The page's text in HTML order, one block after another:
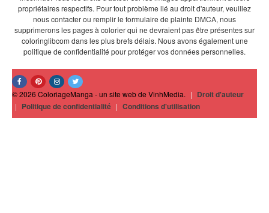
propriétaires respectifs. Pour tout problème lié au droit d'auteur, veuillez
nous contacter ou remplir le formulaire de plainte DMCA, nous
supprimerons les pages à colorier qui ne devraient pas être présentes sur
coloringlibcom dans les plus brefs délais. Nous avons également une
politique de confidentialité pour protéger vos données personnelles.
© 2026 ColoriageManga - un site web de VinhMedia. | Droit d'auteur
| Politique de confidentialité | Conditions d'utilisation